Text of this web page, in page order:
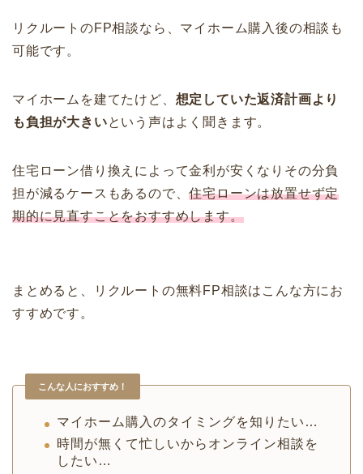
リクルートのFP相談なら、マイホーム購入後の相談も
可能です。
マイホームを建てたけど、 想定していた返済計画より
も負担が大きいという声はよく聞きます。
住宅ローン借り換えによって金利が安くなりその分負
担が減るケースもあるので、住宅ローンは放置せず定
期的に見直すことをおすすめします。
まとめると、リクルートの無料FP相談はこんな方にお
すすめです。
こんな人におすすめ！
マイホーム購入のタイミングを知りたい…
時間が無くて忙しいからオンライン相談を
したい…